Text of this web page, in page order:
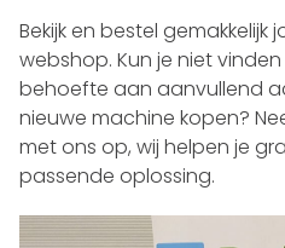
Bekijk en bestel
webshop. Kun je niet
behoefte aan aanvullend
nieuwe machine kopen?
met ons op, wij helpen je
passende oplossing.